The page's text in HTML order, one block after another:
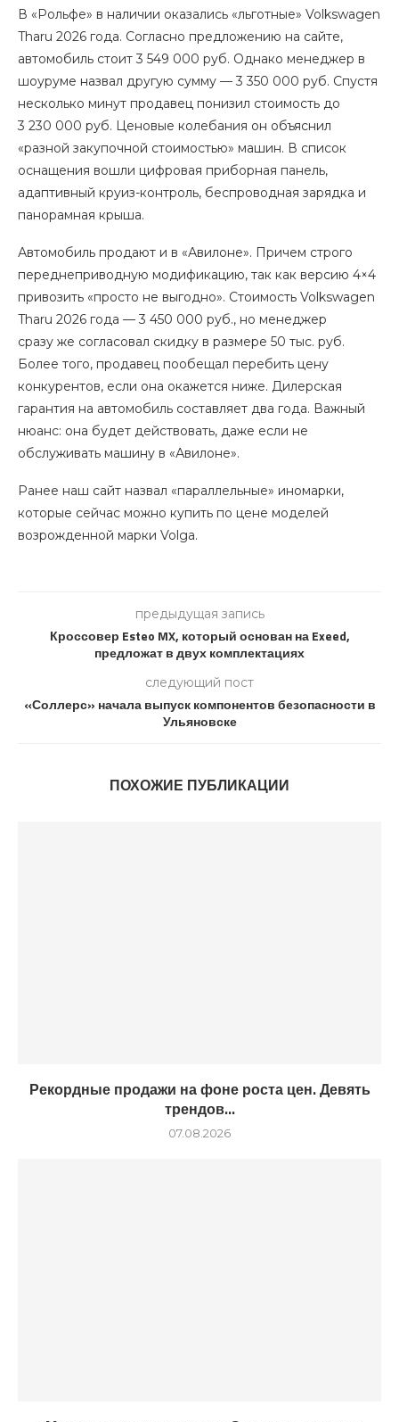
В «Рольфе» в наличии оказались «льготные» Volkswagen
Tharu 2026 года. Согласно предложению на сайте,
автомобиль стоит 3 549 000 руб. Однако менеджер в
шоуруме назвал другую сумму — 3 350 000 руб. Спустя
несколько минут продавец понизил стоимость до
3 230 000 руб. Ценовые колебания он объяснил
«разной закупочной стоимостью» машин. В список
оснащения вошли цифровая приборная панель,
адаптивный круиз-контроль, беспроводная зарядка и
панорамная крыша.
Автомобиль продают и в «Авилоне». Причем строго
переднеприводную модификацию, так как версию 4×4
привозить «просто не выгодно». Стоимость Volkswagen
Tharu 2026 года — 3 450 000 руб., но менеджер
сразу же согласовал скидку в размере 50 тыс. руб.
Более того, продавец пообещал перебить цену
конкурентов, если она окажется ниже. Дилерская
гарантия на автомобиль составляет два года. Важный
нюанс: она будет действовать, даже если не
обслуживать машину в «Авилоне».
Ранее наш сайт назвал «параллельные» иномарки,
которые сейчас можно купить по цене моделей
возрожденной марки Volga.
предыдущая запись
Кроссовер Esteo MX, который основан на Exeed,
предложат в двух комплектациях
следующий пост
«Соллерс» начала выпуск компонентов безопасности в
Ульяновске
ПОХОЖИЕ ПУБЛИКАЦИИ
Рекордные продажи на фоне роста цен. Девять
трендов...
07.08.2026